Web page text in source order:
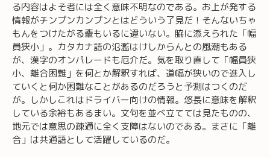
る内容はよそ者には全く意味不明なのである。お上が発する
情報がチンプンカンプンとはどういう了見だ！そんないちゃ
もんをつけたがる輩もいるに違いない。脇に添えられた「幅
員狭小」。カタカナ語の氾濫はけしからんとの風潮もある
が、漢字のオンパレードも厄介だ。気を取り直して「幅員狭
小、離合困難」を何とか解釈すれば、道幅が狭いので進入し
ていくと何か困難なことがあるのだろうと予測はつくのだ
が。しかしこれはドライバー向けの情報。悠長に意味を解釈
している余裕もあるまい。文句を並べ立てては見たものの、
地元では意思の疎通に全く支障はないのである。まさに「離
合」は共通語として活躍しているのだ。